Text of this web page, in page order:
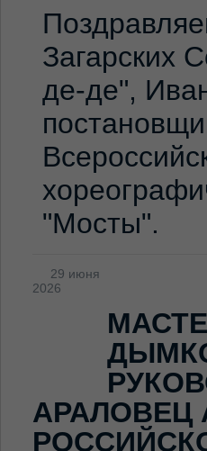
Загарских
де-де",
"Мосты".
29 июня
2026
АРАЛОВЕЦ